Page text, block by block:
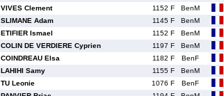
VIVES Clement 1152 F BenM
SLIMANE Adam 1145 F BenM
ETIFIER Ismael 1152 F BenM
COLIN DE VERDIERE Cyprien 1197 F BenM
COINDREAU Elsa 1182 F BenF
LAHIHI Samy 1155 F BenM
TU Leonie 1076 F BenF